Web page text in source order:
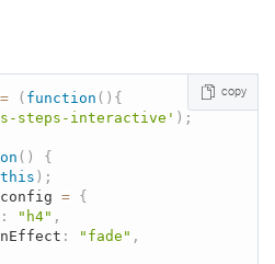
copy
= ( function ( ) {
steps-interactive' ) ;
( )
{
this ) ;
=
{
: "h4" ,
: "fade" ,